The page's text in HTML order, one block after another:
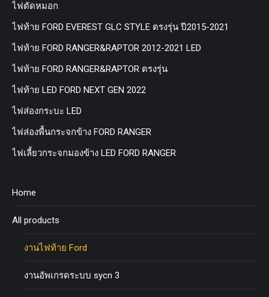
ไฟตัดหมอก
ไฟท้าย FORD EVEREST GLC STYLE ตรงรุ่น ปี2015-2021
ไฟท้าย FORD RANGER&RAPTOR 2012-2021 LED
ไฟท้าย FORD RANGER&RAPTOR ตรงรุ่น
ไฟท้าย LED FORD NEXT GEN 2022
ไฟส่องกระบะ LED
ไฟส่องพื้นกระจกข้าง FORD RANGER
ไฟเลี้ยวกระจกมองข้าง LED FORD RANGER
Home
All products
งานไฟท้าย Ford
งานอัพเกรดระบบ sycn 3